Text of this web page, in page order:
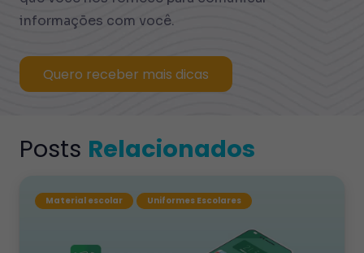
informações com você.
Quero receber mais dicas
Posts Relacionados
Material escolar Uniformes Escolares